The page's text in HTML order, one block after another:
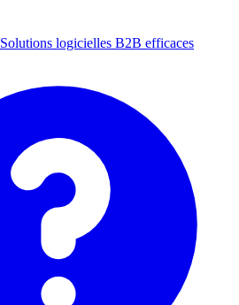
Solutions logicielles B2B efficaces